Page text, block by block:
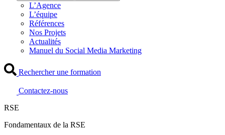
L’Agence
L’équipe
Références
Nos Projets
Actualités
Manuel du Social Media Marketing
Rechercher une formation
Contactez-nous
RSE
Fondamentaux de la RSE